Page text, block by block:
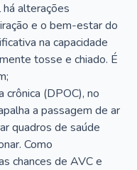
alterações
e o bem-estar do
na capacidade
tosse e chiado. É
(DPOC), no
a passagem de ar
quadros de saúde
Como
chances de AVC e